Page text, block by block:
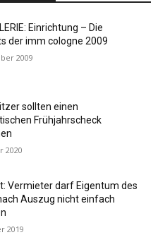
Einrichtung – Die
der imm cologne 2009
2009
sollten einen
Frühjahrscheck
2020
Vermieter darf Eigentum des
Auszug nicht einfach
2019